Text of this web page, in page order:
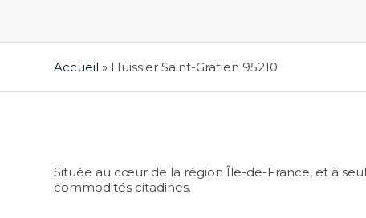
Accueil » Huissier Saint-Gratien 95210
Située au cœur de la région Île-de-France, et à
commodités citadines.